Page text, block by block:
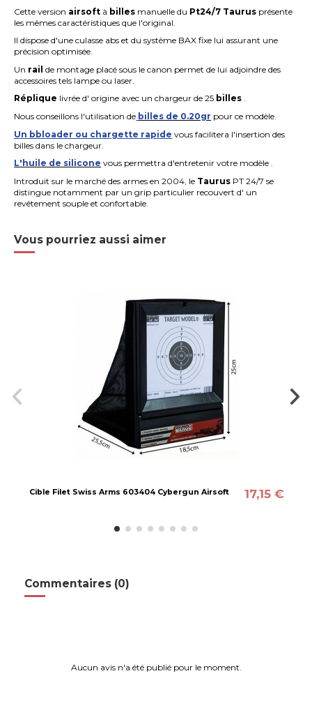
Cette version airsoft à billes manuelle du Pt24/7 Taurus présente
les mêmes caractéristiques que l'original.
Il dispose d'une culasse abs et du système BAX fixe lui assurant une
précision optimisée.
Un rail de montage placé sous le canon permet de lui adjoindre des
accessoires tels lampe ou laser.
Réplique livrée d' origine avec un chargeur de 25 billes .
Nous conseillons l'utilisation de billes de 0.20gr pour ce modèle.
Un bbloader ou chargette rapide vous facilitera l'insertion des
billes dans le chargeur.
L'huile de silicone vous permettra d'entretenir votre modèle .
Introduit sur le marché des armes en 2004, le Taurus PT 24/7 se
distingue notamment par un grip particulier recouvert d' un
revêtement souple et confortable.
Vous pourriez aussi aimer
Cible Filet Swiss Arms 603404 Cybergun Airsoft 17,15 €
Commentaires (0)
Aucun avis n'a été publié pour le moment.